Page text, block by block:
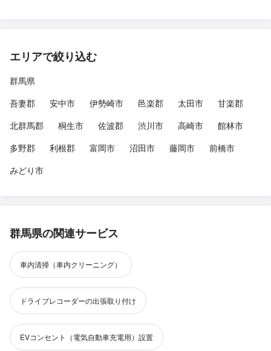
エリアで絞り込む
群馬県
吾妻郡
安中市 伊勢崎市 邑楽郡 太田市
甘楽郡
北群馬郡
桐生市 佐波郡 渋川市 高崎市
館林市
多野郡
利根郡 富岡市 沼田市 藤岡市
前橋市
みどり市
群馬県の関連サービス
車内清掃（車内クリーニング）
ドライブレコーダーの出張取り付け
EVコンセント（電気自動車充電用）設置